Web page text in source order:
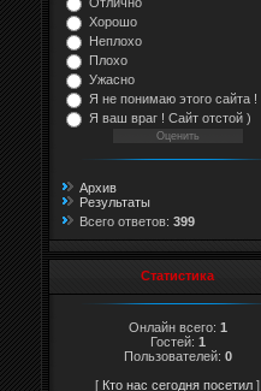
Хорошо
Неплохо
Плохо
Ужасно
Я не понимаю этого сайта !
Я ваш враг ! Сайт отстой )
Архив
Результаты
Всего ответов: 399
Статистика
Онлайн всего: 1
Гостей: 1
Пользователей: 0
[ Кто нас сегодня посетил ]